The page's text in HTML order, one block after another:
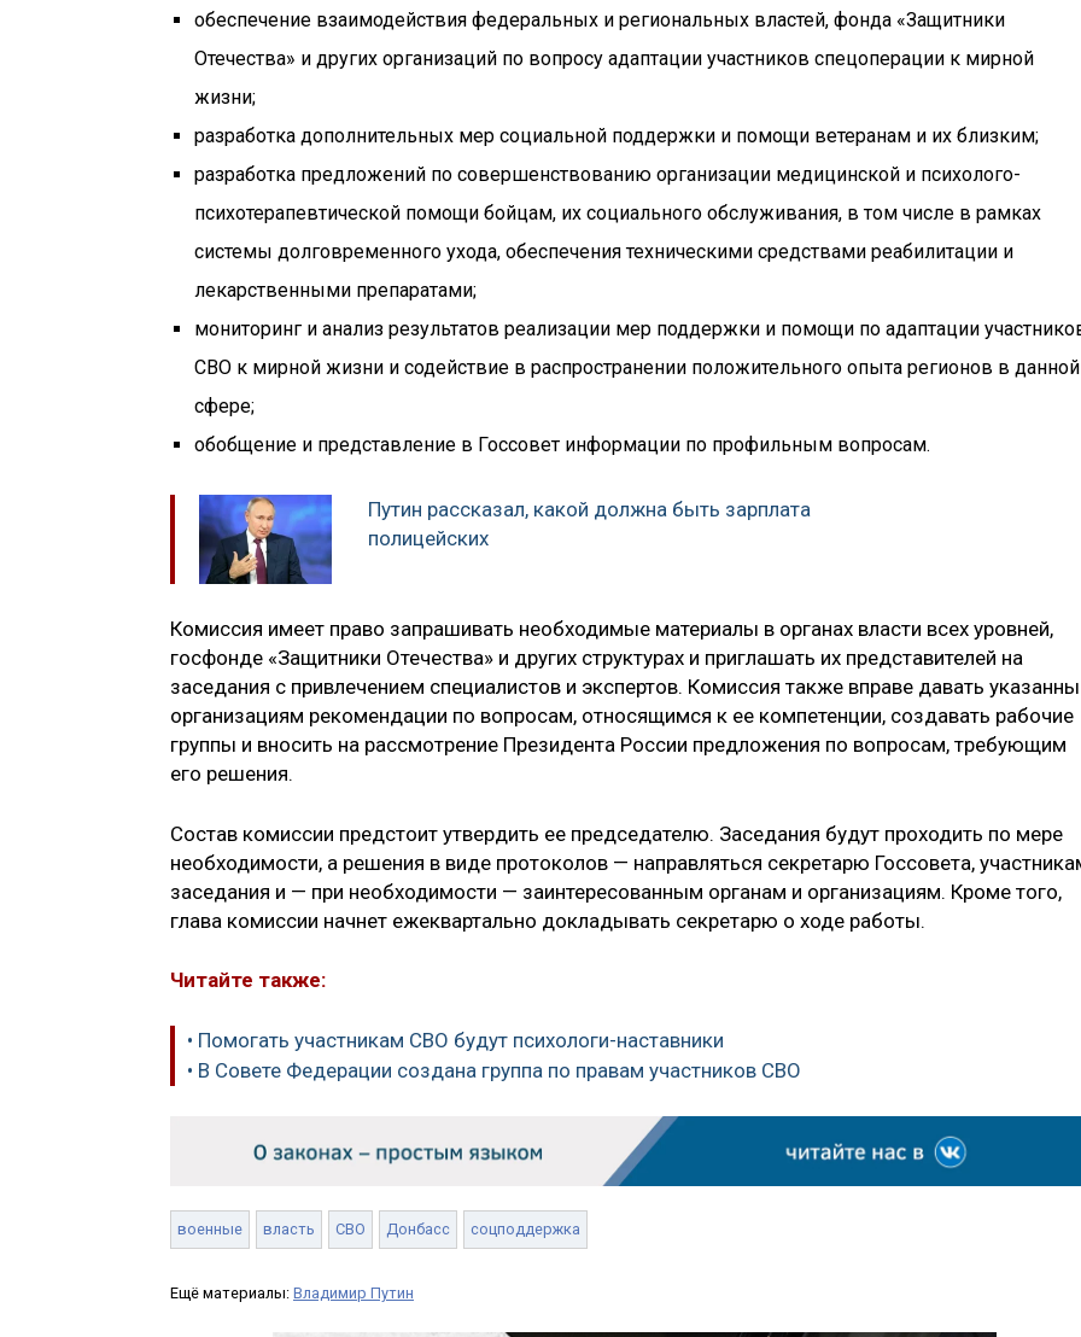
обеспечение взаимодействия федеральных и региональных властей, фонда «Защитники
Отечества» и других организаций по вопросу адаптации участников спецоперации к мирной
жизни;
разработка дополнительных мер социальной поддержки и помощи ветеранам и их близким;
разработка предложений по совершенствованию организации медицинской и психолого-
психотерапевтической помощи бойцам, их социального обслуживания, в том числе в рамках
системы долговременного ухода, обеспечения техническими средствами реабилитации и
лекарственными препаратами;
мониторинг и анализ результатов реализации мер поддержки и помощи по адаптации
СВО к мирной жизни и содействие в распространении положительного опыта регионов в данной
сфере;
обобщение и представление в Госсовет информации по профильным вопросам.
Путин рассказал, какой должна быть зарплата
полицейских
Комиссия имеет право запрашивать необходимые материалы в органах власти всех уровней,
госфонде «Защитники Отечества» и других структурах и приглашать их представителей на
заседания с привлечением специалистов и экспертов. Комиссия также вправе давать
организациям рекомендации по вопросам, относящимся к ее компетенции, создавать рабочие
группы и вносить на рассмотрение Президента России предложения по вопросам, требующим
его решения.
Состав комиссии предстоит утвердить ее председателю. Заседания будут проходить по мере
необходимости, а решения в виде протоколов — направляться секретарю Госсовета,
заседания и — при необходимости — заинтересованным органам и организациям. Кроме того,
глава комиссии начнет ежеквартально докладывать секретарю о ходе работы.
Читайте также:
• Помогать участникам СВО будут психологи-наставники
• В Совете Федерации создана группа по правам участников СВО
военные власть СВО Донбасс соцподдержка
Ещё материалы: Владимир Путин